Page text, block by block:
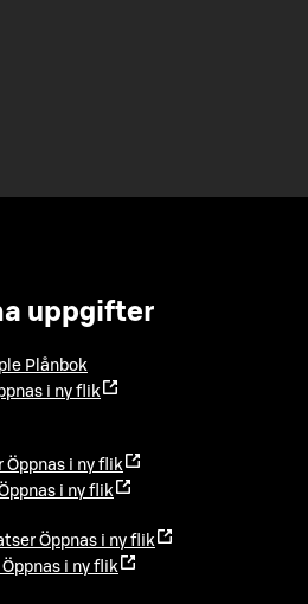
uppgifter
Plånbok
i ny flik
Öppnas i ny flik
i ny flik
Öppnas i ny flik
Öppnas i ny flik